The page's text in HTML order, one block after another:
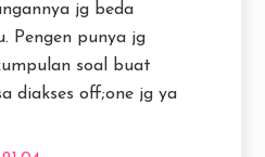
jg beda
Pengen punya jg
soal buat
diakses off;one jg ya